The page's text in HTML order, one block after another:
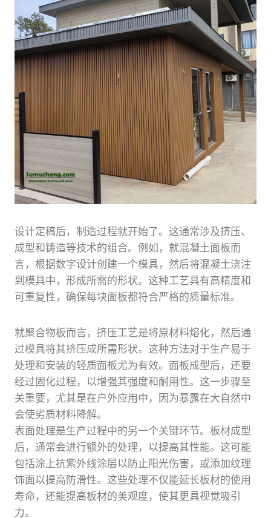
设计定稿后，制造过程就开始了。这通常涉及挤压、
成型和铸造等技术的组合。例如，就混凝土面板而
言，根据数字设计创建一个模具，然后将混凝土浇注
到模具中，形成所需的形状。这种工艺具有高精度和
可重复性，确保每块面板都符合严格的质量标准。
就聚合物板而言，挤压工艺是将原材料熔化，然后通
过模具将其挤压成所需形状。这种方法对于生产易于
处理和安装的轻质面板尤为有效。面板成型后，还要
经过固化过程，以增强其强度和耐用性。这一步骤至
关重要，尤其是在户外应用中，因为暴露在大自然中
会使劣质材料降解。
表面处理是生产过程中的另一个关键环节。板材成型
后，通常会进行额外的处理，以提高其性能。这可能
包括涂上抗紫外线涂层以防止阳光伤害，或添加纹理
饰面以提高防滑性。这些处理不仅能延长板材的使用
寿命，还能提高板材的美观度，使其更具视觉吸引
力。